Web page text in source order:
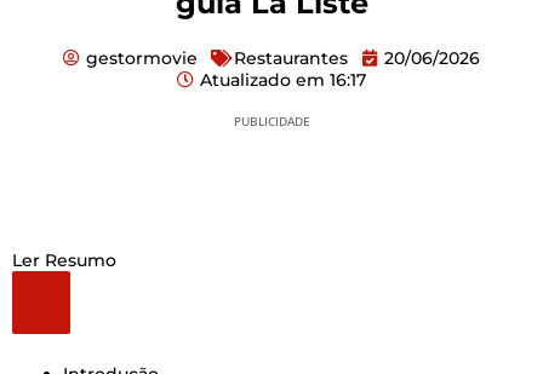
gestormovie Restaurantes
20/06/2026
Atualizado em 16:17
PUBLICIDADE
Ler Resumo